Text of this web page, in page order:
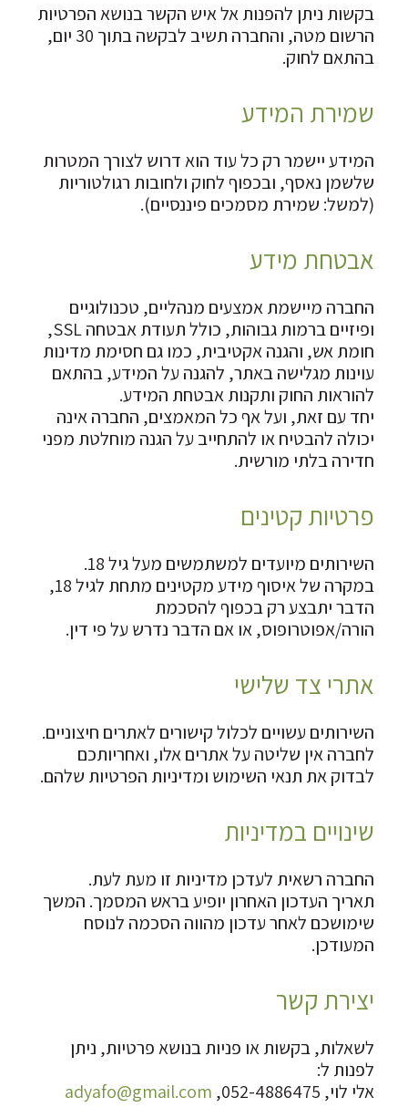
בקשות ניתן להפנות אל איש הקשר בנושא הפרטיות
הרשום מטה, והחברה תשיב לבקשה בתוך 30 יום,
בהתאם לחוק.
שמירת המידע
המידע יישמר רק כל עוד הוא דרוש לצורך המטרות
שלשמן נאסף, ובכפוף לחוק ולחובות רגולטוריות
(למשל: שמירת מסמכים פיננסיים).
אבטחת מידע
החברה מיישמת אמצעים מנהליים, טכנולוגיים
ופיזיים ברמות גבוהות, כולל תעודת אבטחה SSL,
חומת אש, והגנה אקטיבית, כמו גם חסימת מדינות
עוינות מגלישה באתר, להגנה על המידע, בהתאם
להוראות החוק ותקנות אבטחת המידע.
יחד עם זאת, ועל אף כל המאמצים, החברה אינה
יכולה להבטיח או להתחייב על הגנה מוחלטת מפני
חדירה בלתי מורשית.
פרטיות קטינים
השירותים מיועדים למשתמשים מעל גיל 18.
במקרה של איסוף מידע מקטינים מתחת לגיל 18,
הדבר יתבצע רק בכפוף להסכמת
הורה/אפוטרופוס, או אם הדבר נדרש על פי דין.
אתרי צד שלישי
השירותים עשויים לכלול קישורים לאתרים חיצוניים.
לחברה אין שליטה על אתרים אלו, ואחריותכם
לבדוק את תנאי השימוש ומדיניות הפרטיות שלהם.
שינויים במדיניות
החברה רשאית לעדכן מדיניות זו מעת לעת.
תאריך העדכון האחרון יופיע בראש המסמך. המשך
שימושכם לאחר עדכון מהווה הסכמה לנוסח
המעודכן.
יצירת קשר
לשאלות, בקשות או פניות בנושא פרטיות, ניתן
לפנות ל:
אלי לוי, 052-4886475,
adyafo@gmail.com